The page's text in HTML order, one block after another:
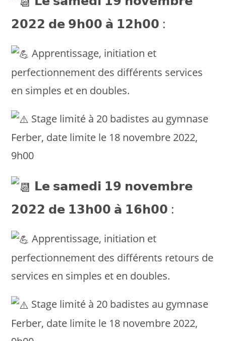
𝟮𝟬𝟮𝟮 𝗱𝗲 𝟵𝗵𝟬𝟬 𝗮̀ 𝟭𝟮𝗵𝟬𝟬 :
Apprentissage, initiation et
perfectionnement des différents services
en simples et en doubles.
Stage limité à 20 badistes au gymnase
Ferber, date limite le 18 novembre 2022,
9h00
𝗟𝗲 𝘀𝗮𝗺𝗲𝗱𝗶 𝟭𝟵 𝗻𝗼𝘃𝗲𝗺𝗯𝗿𝗲
𝟮𝟬𝟮𝟮 𝗱𝗲 𝟭𝟯𝗵𝟬𝟬 𝗮̀ 𝟭𝟲𝗵𝟬𝟬 :
Apprentissage, initiation et
perfectionnement des différents retours de
services en simples et en doubles.
Stage limité à 20 badistes au gymnase
Ferber, date limite le 18 novembre 2022,